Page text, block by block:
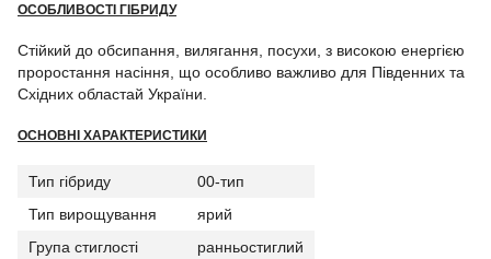
ОСОБЛИВОСТІ ГІБРИДУ
Стійкий до обсипання, вилягання, посухи, з високою енергією
проростання насіння, що особливо важливо для Південних та
Східних областай України.
ОСНОВНІ ХАРАКТЕРИСТИКИ
Тип гібриду
00-тип
Тип вирощування
ярий
Група стиглості
ранньостиглий